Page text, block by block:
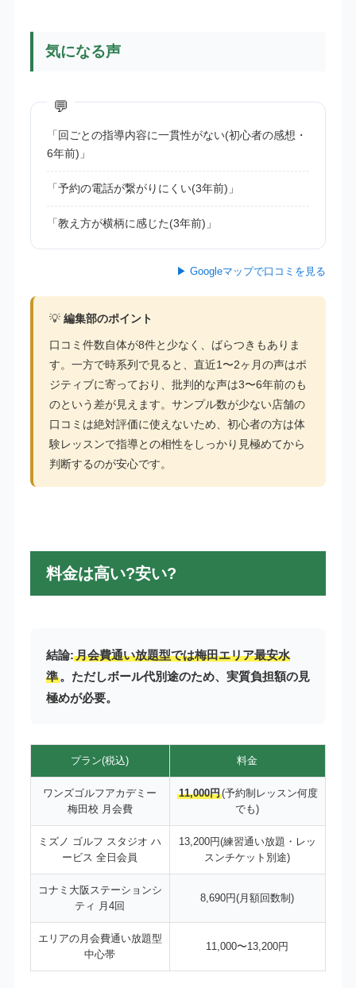
気になる声
「回ごとの指導内容に一貫性がない(初心者の感想・
6年前)」
「予約の電話が繋がりにくい(3年前)」
「教え方が横柄に感じた(3年前)」
▶ Googleマップで口コミを見る
💡 編集部のポイント
口コミ件数自体が8件と少なく、ばらつきもありま
す。一方で時系列で見ると、直近1〜2ヶ月の声はポ
ジティブに寄っており、批判的な声は3〜6年前のも
のという差が見えます。サンプル数が少ない店舗の
口コミは絶対評価に使えないため、初心者の方は体
験レッスンで指導との相性をしっかり見極めてから
判断するのが安心です。
料金は高い?安い?
結論:月会費通い放題型では梅田エリア最安水
準。ただしボール代別途のため、実質負担額の見
極めが必要。
プラン(税込) 料金
ワンズゴルフアカデミー
梅田校 月会費
11,000円(予約制レッスン何度
でも)
ミズノ ゴルフ スタジオ ハ
ービス 全日会員
13,200円(練習通い放題・レッ
スンチケット別途)
コナミ大阪ステーションシ
ティ 月4回
8,690円(月額回数制)
エリアの月会費通い放題型
中心帯
11,000〜13,200円